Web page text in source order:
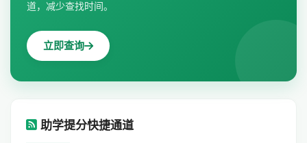
道，减少查找时间。
立即查询
助学提分快捷通道